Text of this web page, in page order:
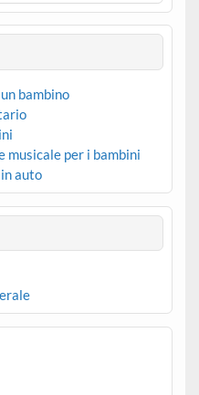
bambino
musicale per i bambini
auto